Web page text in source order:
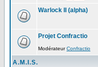
Warlock II (alpha)
Projet Confractio
ModérateurConfractio
A.M.I.S.